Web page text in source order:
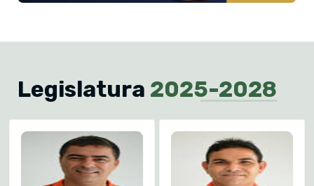
Legislatura 2025-2028